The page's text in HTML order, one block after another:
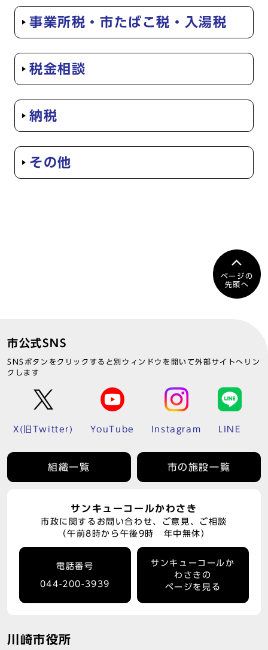
事業所税・市たばこ税・入湯税
税金相談
納税
その他
ページの
先頭へ
市公式SNS
SNSボタンをクリックすると別ウィンドウを開いて外部サイトへリン
クします
X(旧Twitter) YouTube Instagram LINE
組織一覧 市の施設一覧
サンキューコールかわさき
市政に関するお問い合わせ、ご意見、ご相談
（午前8時から午後9時 年中無休）
電話番号
044-200-3939
サンキューコールか
わさきの
ページを見る
川崎市役所